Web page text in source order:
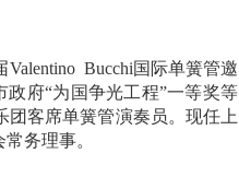
Valentino Bucchi国际单簧管邀
府“为国争光工程”一等奖等
客席单簧管演奏员。现任上
务理事。